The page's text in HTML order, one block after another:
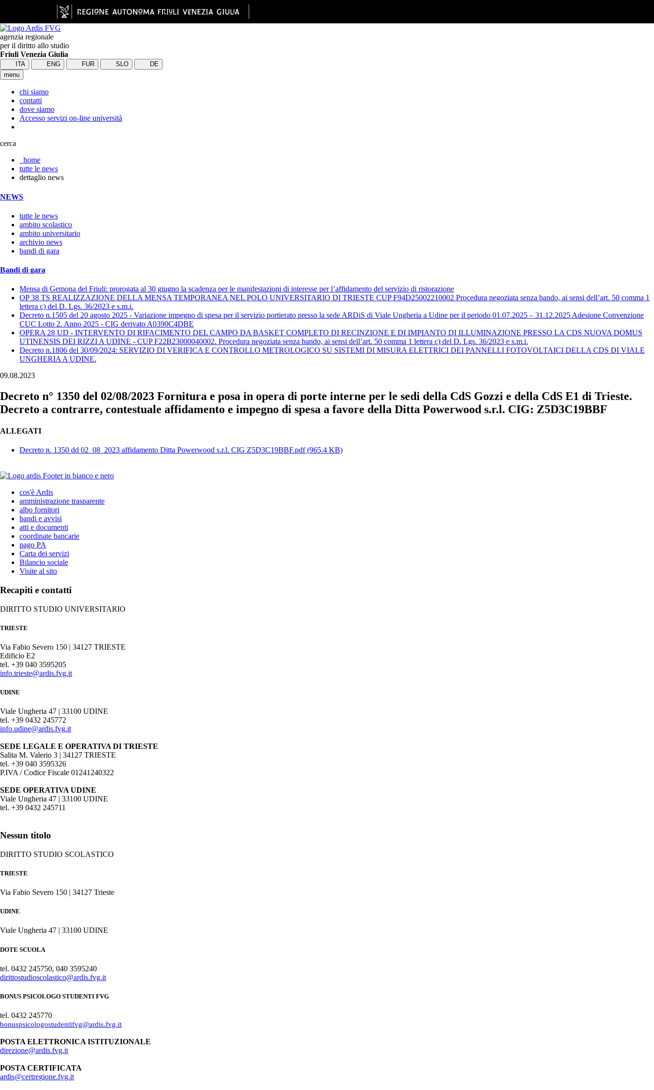
agenzia regionale
per il diritto allo studio
Friuli Venezia Giulia
ITA ENG FUR SLO
DE
menu
chi siamo
contatti
dove siamo
Accesso servizi on-line università
cerca
home
tutte le news
dettaglio news
NEWS
tutte le news
ambito scolastico
ambito universitario
archivio news
bandi di gara
Bandi di gara
Mensa di Gemona del Friuli: prorogata al 30 giugno la scadenza per le manifestazioni di interesse per l’affidamento del servizio di ristorazione
OP 38 TS REALIZZAZIONE DELLA MENSA TEMPORANEA NEL POLO UNIVERSITARIO DI TRIESTE CUP F94D25002210002 Procedura negoziata senza bando, ai sensi dell’art. 50 comma 1
lettera c) del D. Lgs. 36/2023 e s.m.i.
Decreto n.1505 del 20 agosto 2025 - Variazione impegno di spesa per il servizio portierato presso la sede ARDiS di Viale Ungheria a Udine per il periodo 01.07.2025 – 31.12.2025 Adesione Convenzione
CUC Lotto 2. Anno 2025 - CIG derivato A0390C4DBE
OPERA 28 UD - INTERVENTO DI RIFACIMENTO DEL CAMPO DA BASKET COMPLETO DI RECINZIONE E DI IMPIANTO DI ILLUMINAZIONE PRESSO LA CDS NUOVA DOMUS
UTINENSIS DEI RIZZI A UDINE - CUP F22B23000040002. Procedura negoziata senza bando, ai sensi dell’art. 50 comma 1 lettera c) del D. Lgs. 36/2023 e s.m.i.
Decreto n.1806 del 30/09/2024: SERVIZIO DI VERIFICA E CONTROLLO METROLOGICO SU SISTEMI DI MISURA ELETTRICI DEI PANNELLI FOTOVOLTAICI DELLA CDS DI VIALE
UNGHERIA A UDINE.
09.08.2023
Decreto n° 1350 del 02/08/2023 Fornitura e posa in opera di porte interne per le sedi della CdS Gozzi e della CdS E1 di Trieste.
Decreto a contrarre, contestuale affidamento e impegno di spesa a favore della Ditta Powerwood s.r.l. CIG: Z5D3C19BBF
ALLEGATI
Decreto n. 1350 dd 02_08_2023 affidamento Ditta Powerwood s.r.l. CIG Z5D3C19BBF.pdf(965.4 KB)
cos'è Ardis
amministrazione trasparente
albo fornitori
bandi e avvisi
atti e documenti
coordinate bancarie
pago PA
Carta dei servizi
Bilancio sociale
Visite al sito
Recapiti e contatti
DIRITTO STUDIO UNIVERSITARIO
TRIESTE
Via Fabio Severo 150 | 34127 TRIESTE
Edificio E2
tel. +39 040 3595205
info.trieste@ardis.fvg.it
UDINE
Viale Ungheria 47 | 33100 UDINE
tel. +39 0432 245772
info.udine@ardis.fvg.it
SEDE LEGALE E OPERATIVA DI TRIESTE
Salita M. Valerio 3 | 34127 TRIESTE
tel. +39 040 3595326
P.IVA / Codice Fiscale 01241240322
SEDE OPERATIVA UDINE
Viale Ungheria 47 | 33100 UDINE
tel. +39 0432 245711
Nessun titolo
DIRITTO STUDIO SCOLASTICO
TRIESTE
Via Fabio Severo 150 | 34127 Trieste
UDINE
Viale Ungheria 47 | 33100 UDINE
DOTE SCUOLA
tel. 0432 245750, 040 3595240
dirittostudioscolastico@ardis.fvg.it
BONUS PSICOLOGO STUDENTI FVG
tel. 0432 245770
bonuspsicologostudentifvg@ardis.fvg.it
POSTA ELETTRONICA ISTITUZIONALE
direzione@ardis.fvg.it
POSTA CERTIFICATA
ardis@certregione.fvg.it